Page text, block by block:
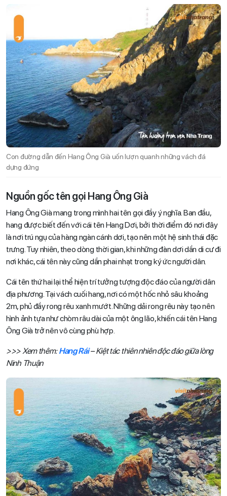
Con đường dẫn đến Hang Ông Già uốn lượn quanh những vách đá
dựng đứng
Nguồn gốc tên gọi Hang Ông Già
Hang Ông Già mang trong mình hai tên gọi đầy ý nghĩa. Ban đầu,
hang được biết đến với cái tên Hang Dơi, bởi thời điểm đó nơi đây
là nơi trú ngụ của hàng ngàn cánh dơi, tạo nên một hệ sinh thái đặc
trưng. Tuy nhiên, theo dòng thời gian, khi những đàn dơi dần di cư đi
nơi khác, cái tên này cũng dần phai nhạt trong ký ức người dân.
Cái tên thứ hai lại thể hiện trí tưởng tượng độc đáo của người dân
địa phương. Tại vách cuối hang, nơi có một hốc nhỏ sâu khoảng
2m, phủ đầy rong rêu xanh mướt. Những dải rong rêu này tạo nên
hình ảnh tựa như chòm râu dài của một ông lão, khiến cái tên Hang
Ông Già trở nên vô cùng phù hợp.
>>> Xem thêm:Hang Rái– Kiệt tác thiên nhiên độc đáo giữa lòng
Ninh Thuận